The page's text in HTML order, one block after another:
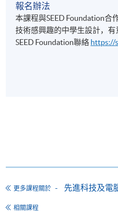
書 (單元 : 雲計算元素)」予成
70%或以上及於評核課業中取
報名辦法
本課程與SEED Foundation合
技術感興趣的中學生設計，
SEED Foundation聯絡 https://
更多課程關於 先進科技及電
相關課程